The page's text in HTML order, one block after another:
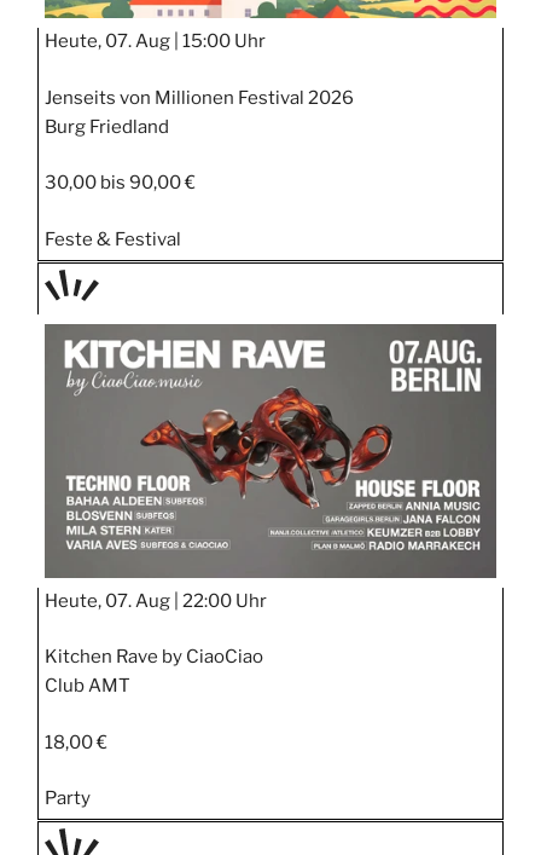
Heute, 07. Aug | 15:00 Uhr
Jenseits von Millionen Festival 2026
Burg Friedland
30,00 bis 90,00 €
Feste & Festival
TAGE
STIPP
Heute, 07. Aug | 22:00 Uhr
Kitchen Rave by CiaoCiao
Club AMT
18,00 €
Party